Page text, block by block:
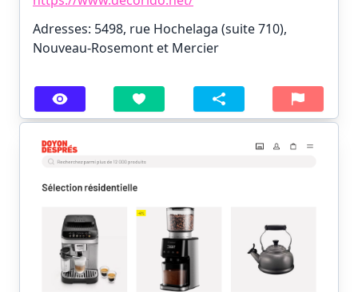
Adresses: 5498, rue Hochelaga (suite 710),
Nouveau-Rosemont et Mercier